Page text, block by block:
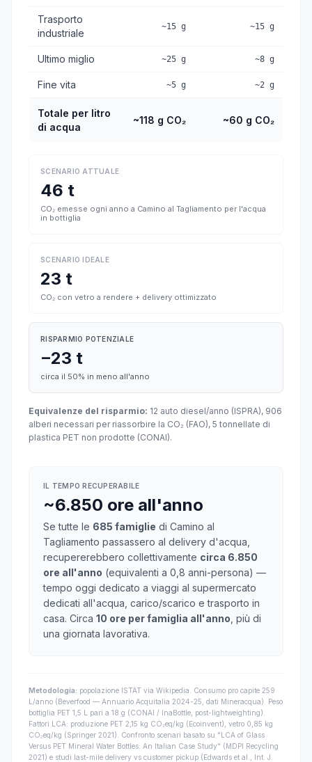
Trasporto
industriale
~15 g ~15 g
Ultimo miglio ~25 g ~8 g
Fine vita ~5 g ~2 g
Totale per litro
di acqua
~118 g CO₂ ~60 g CO₂
SCENARIO ATTUALE
46 t
CO₂ emesse ogni anno a Camino al Tagliamento per l'acqua
in bottiglia
SCENARIO IDEALE
23 t
CO₂ con vetro a rendere + delivery ottimizzato
RISPARMIO POTENZIALE
−23 t
circa il 50% in meno all'anno
Equivalenze del risparmio: 12 auto diesel/anno (ISPRA), 906
alberi necessari per riassorbire la CO₂ (FAO), 5 tonnellate di
plastica PET non prodotte (CONAI).
IL TEMPO RECUPERABILE
~6.850 ore all'anno
Se tutte le 685 famiglie di Camino al
Tagliamento passassero al delivery d'acqua,
recupererebbero collettivamente circa 6.850
ore all'anno (equivalenti a 0,8 anni-persona) —
tempo oggi dedicato a viaggi al supermercato
dedicati all'acqua, carico/scarico e trasporto in
casa. Circa 10 ore per famiglia all'anno , più di
una giornata lavorativa.
Metodologia: popolazione ISTAT via Wikipedia. Consumo pro capite 259
L/anno (Beverfood — Annuario Acquitalia 2024-25, dati Mineracqua). Peso
bottiglia PET 1,5 L pari a 18 g (CONAI / InaBottle, post-lightweighting).
Fattori LCA: produzione PET 2,15 kg CO₂eq/kg (Ecoinvent), vetro 0,85 kg
CO₂eq/kg (Springer 2021). Confronto scenari basato su "LCA of Glass
Versus PET Mineral Water Bottles: An Italian Case Study" (MDPI Recycling
2021) e studi last-mile delivery vs customer pickup (Edwards et al., Int. J.